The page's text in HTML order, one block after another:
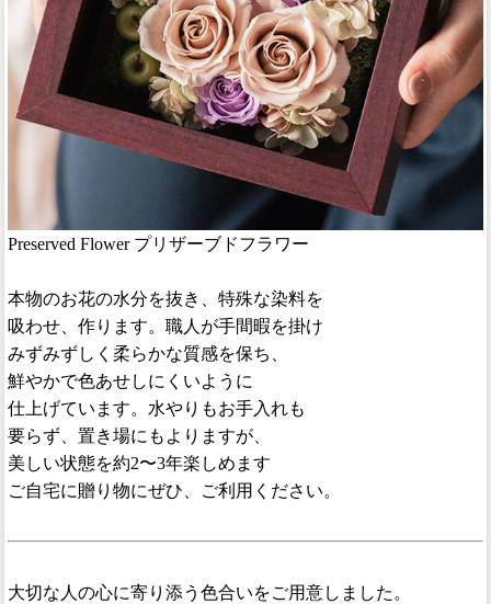
Preserved Flower プリザーブドフラワー
本物のお花の水分を抜き、特殊な染料を
吸わせ、作ります。職人が手間暇を掛け
みずみずしく柔らかな質感を保ち、
鮮やかで色あせしにくいように
仕上げています。水やりもお手入れも
要らず、置き場にもよりますが、
美しい状態を約2〜3年楽しめます
ご自宅に贈り物にぜひ、ご利用ください。
大切な人の心に寄り添う色合いをご用意しました。